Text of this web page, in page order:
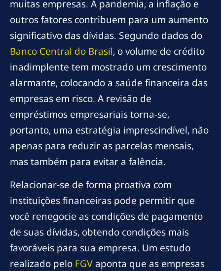
muitas empresas. A pandemia, a inflação e
outros fatores contribuem para um aumento
significativo das dívidas. Segundo dados do
Banco Central do Brasil, o volume de crédito
inadimplente tem mostrado um crescimento
alarmante, colocando a saúde financeira das
empresas em risco. A revisão de
empréstimos empresariais torna-se,
portanto, uma estratégia imprescindível, não
apenas para reduzir as parcelas mensais,
mas também para evitar a falência.
Relacionar-se de forma proativa com
instituições financeiras pode permitir que
você renegocie as condições de pagamento
de suas dívidas, obtendo condições mais
favoráveis para sua empresa. Um estudo
realizado pelo FGVaponta que as empresas